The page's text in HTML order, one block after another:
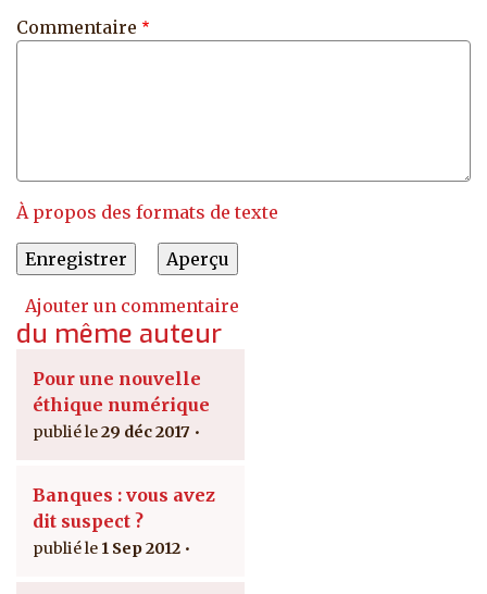
Commentaire
À propos des formats de texte
Ajouter un commentaire
du même auteur
Pour une nouvelle
éthique numérique
29 déc 2017
Banques : vous avez
dit suspect ?
1 Sep 2012